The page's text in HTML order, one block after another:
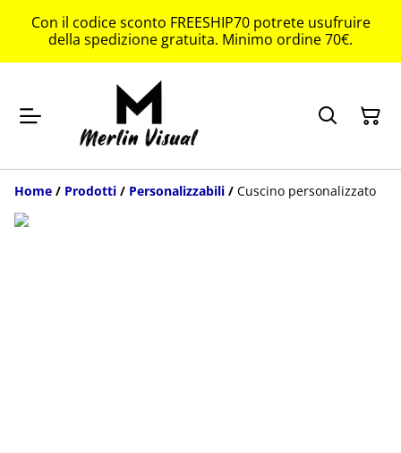
Con il codice sconto FREESHIP70 potrete usufruire
della spedizione gratuita. Minimo ordine 70€.
Home / Prodotti / Personalizzabili / Cuscino personalizzato